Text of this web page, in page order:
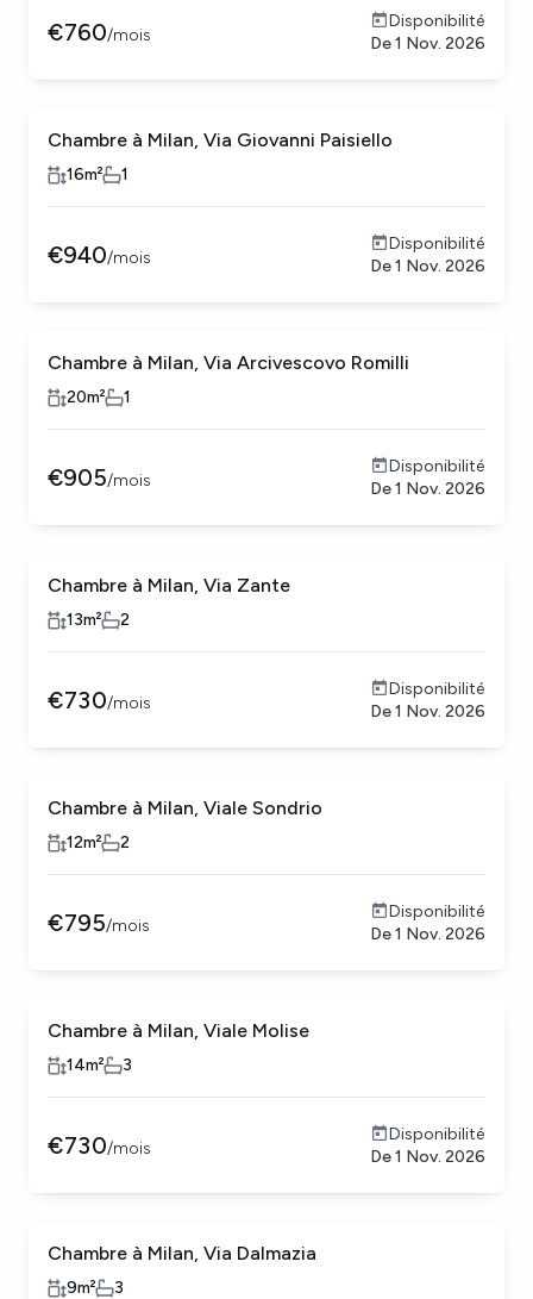
€760/mois
Disponibilité
De1 Nov. 2026
Chambre à Milan, Via Giovanni Paisiello
16m² 1
€940/mois
Disponibilité
De1 Nov. 2026
Chambre à Milan, Via Arcivescovo Romilli
20m² 1
€905/mois
Disponibilité
De1 Nov. 2026
Chambre à Milan, Via Zante
13m² 2
€730/mois
Disponibilité
De1 Nov. 2026
Chambre à Milan, Viale Sondrio
12m² 2
€795/mois
Disponibilité
De1 Nov. 2026
Chambre à Milan, Viale Molise
14m² 3
€730/mois
Disponibilité
De1 Nov. 2026
Chambre à Milan, Via Dalmazia
9m² 3